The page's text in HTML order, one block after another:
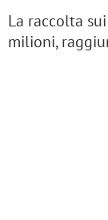
La raccolta
milioni,